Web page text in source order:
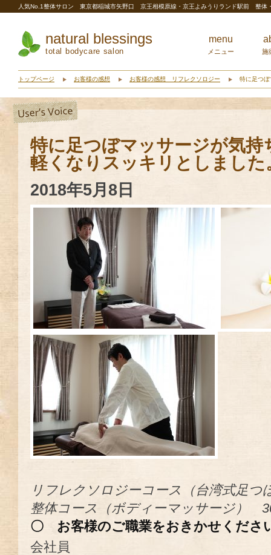
人気No.1整体サロン 東京都稲城市矢野口 京王相模原線・京王よみうりランド駅前 整
natural blessings
total bodycare salon
menu
メニュー 施
トップページ お客様の感想 お客様の感想 リフレクソロジー 特に足つ
特に足つぼマッサージが気持
軽くなりスッキリとしました
2018年5月8日
リフレクソロジーコース（台湾式足
整体コース（ボディーマッサージ）
〇 お客様のご職業をおきかせくださ
会社員